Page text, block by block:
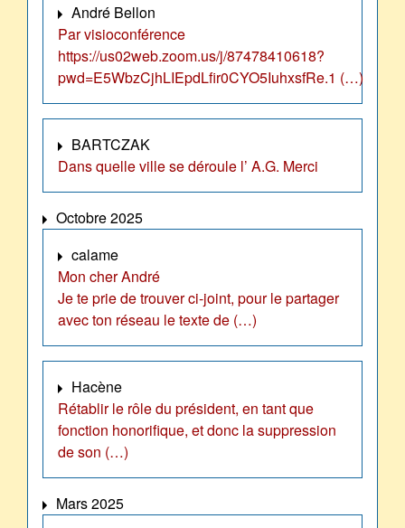
André Bellon
Par visioconférence
https://us02web.zoom.us/j/87478410618?
pwd=E5WbzCjhLIEpdLfir0CYO5IuhxsfRe.1 (…)
BARTCZAK
Dans quelle ville se déroule l’ A.G. Merci
Octobre 2025
calame
Mon cher André
Je te prie de trouver ci-joint, pour le partager
avec ton réseau le texte de (…)
Hacène
Rétablir le rôle du président, en tant que
fonction honorifique, et donc la suppression
de son (…)
Mars 2025